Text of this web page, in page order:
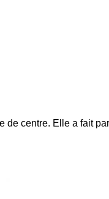
de centre. Elle a fait